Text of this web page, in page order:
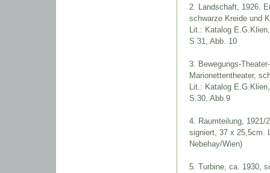
2. Landschaft, 1926.
schwarze Kreide und
Lit.: Katalog
S.31, Abb. 10
3. Bewegungs-
Marionettentheater,
Lit.: Katalog
S.30, Abb.9
4. Raumteilung, 1921/
signiert, 37 x 25,5cm.
Nebehay/Wien)
5. Turbine, ca. 1930,